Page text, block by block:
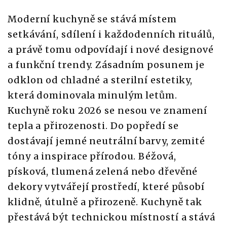
Moderní kuchyně se stává místem
setkávání, sdílení i každodenních rituálů,
a právě tomu odpovídají i nové designové
a funkční trendy. Zásadním posunem je
odklon od chladné a sterilní estetiky,
která dominovala minulým letům.
Kuchyně roku 2026 se nesou ve znamení
tepla a přirozenosti. Do popředí se
dostávají jemné neutrální barvy, zemité
tóny a inspirace přírodou. Béžová,
písková, tlumená zelená nebo dřevěné
dekory vytvářejí prostředí, které působí
klidně, útulně a přirozeně. Kuchyně tak
přestává být technickou místností a stává